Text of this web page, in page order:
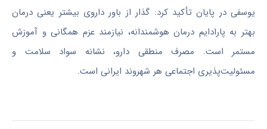
یوسفی در پایان تأکید کرد: گذار از باور داروی بیشتر یعنی درمان
بهتر به پارادایم درمان هوشمندانه، نیازمند عزم همگانی و آموزش
مستمر است. مصرف منطقی دارو، نشانه سواد سلامت و
مسئولیت‌پذیری اجتماعی هر شهروند ایرانی است.